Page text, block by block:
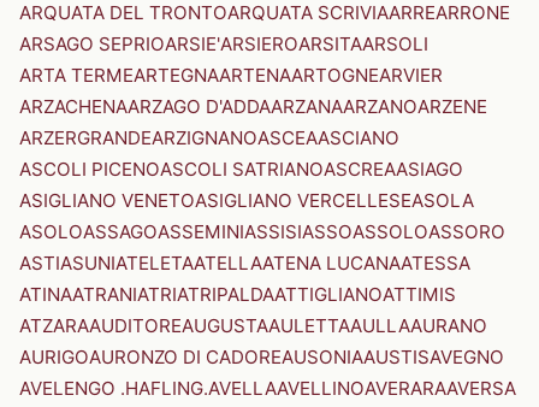
ARQUATA DEL TRONTOARQUATA SCRIVIAARREARRONE
ARSAGO SEPRIOARSIE'ARSIEROARSITAARSOLI
ARTA TERMEARTEGNAARTENAARTOGNEARVIER
ARZACHENAARZAGO D'ADDAARZANAARZANOARZENE
ARZERGRANDEARZIGNANOASCEAASCIANO
ASCOLI PICENOASCOLI SATRIANOASCREAASIAGO
ASIGLIANO VENETOASIGLIANO VERCELLESEASOLA
ASOLOASSAGOASSEMINIASSISIASSOASSOLOASSORO
ASTIASUNIATELETAATELLAATENA LUCANAATESSA
ATINAATRANIATRIATRIPALDAATTIGLIANOATTIMIS
ATZARAAUDITOREAUGUSTAAULETTAAULLAAURANO
AURIGOAURONZO DI CADOREAUSONIAAUSTISAVEGNO
AVELENGO .HAFLING.AVELLAAVELLINOAVERARAAVERSA